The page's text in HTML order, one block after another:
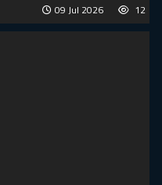
12
09 Jul 2026